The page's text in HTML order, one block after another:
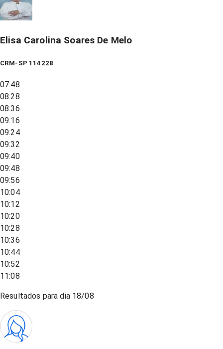
Elisa Carolina Soares De Melo
CRM-SP 114228
07:48
08:28
08:36
09:16
09:24
09:32
09:40
09:48
09:56
10:04
10:12
10:20
10:28
10:36
10:44
10:52
11:08
Resultados para dia 18/08